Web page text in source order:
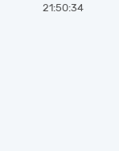
21:50:34